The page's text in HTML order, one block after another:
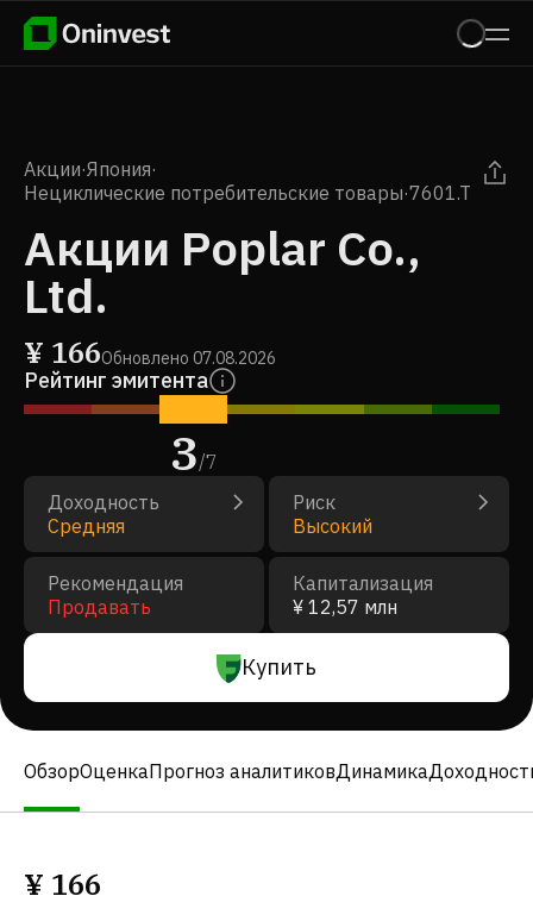
Акции·Япония·
Нециклические потребительские товары·7601.T
Акции Poplar Co.,
Ltd.
¥ 166Обновлено 07.08.2026
Рейтинг эмитента
3/7
Доходность
Средняя
Риск
Высокий
Рекомендация
Продавать
Капитализация
¥ 12,57 млн
Купить
ОбзорОценкаПрогноз аналитиковДинамика
¥ 166